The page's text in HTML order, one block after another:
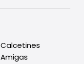
Calcetines
Amigas